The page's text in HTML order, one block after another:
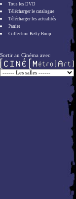
Tous les DVD
Télécharger le catalogue
Télécharger les actualités
Panier
Collection Betty Boop
Sortir au Cinéma avec